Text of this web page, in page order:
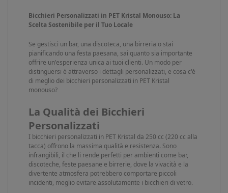
Bicchieri Personalizzati in PET Kristal Monouso: La
Scelta Sostenibile per il Tuo Locale
Se gestisci un bar, una discoteca, una birreria o stai
pianificando una festa paesana, sai quanto sia importante
offrire un'esperienza unica ai tuoi clienti. Un modo per
distinguersi è attraverso i dettagli personalizzati, e cosa c'è
di meglio dei bicchieri personalizzati in PET Kristal
monouso?
La Qualità dei Bicchieri
Personalizzati
I bicchieri personalizzati in PET Kristal da 250 cc (220 cc alla
tacca) offrono la massima qualità e resistenza. Sono
infrangibili, il che li rende perfetti per ambienti come bar,
discoteche, feste paesane e birrerie, dove la vivacità e la
divertente atmosfera potrebbero comportare piccoli
incidenti, meglio evitare assolutamente i bicchieri di vetro.